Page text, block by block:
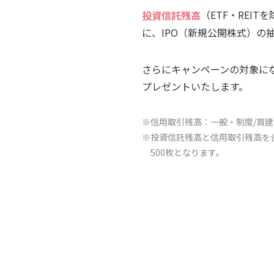
投資信託残高 （ETF・REIT
に、IPO（新規公開株式）の
さらにキャンペーンの対象
プレゼントいたします。
※信用取引残高：一般・制度/買
※投資信託残高と信用取引残高を
500枚となります。